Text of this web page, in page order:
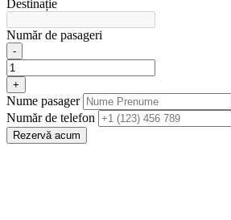
Destinație
Număr de pasageri
-
+
Nume pasager
Număr de telefon
Rezervă acum